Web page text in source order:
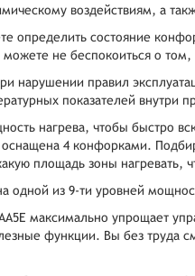
воздействиям, а
определить состояние
не беспокоиться о
нарушении правил
показателей внутри
нагрева, чтобы быстро
4 конфорками.
площадь зоны нагревать,
одной из 9-ти уровней
максимально упрощает
функции. Вы без труда